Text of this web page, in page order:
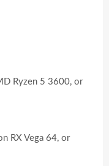
Ryzen 5 3600, or
RX Vega 64, or